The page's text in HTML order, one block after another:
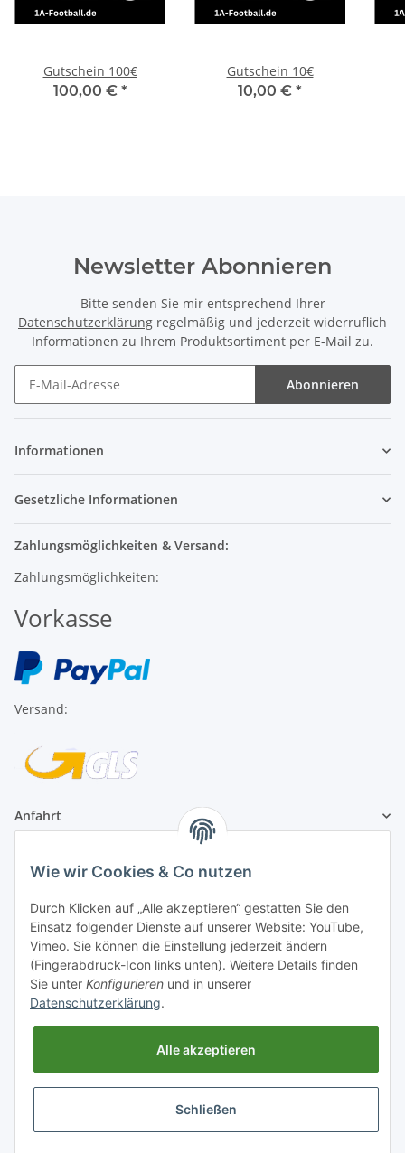
Gutschein 100€
100,00 € *
Gutschein 10€
10,00 € *
Newsletter Abonnieren
Bitte senden Sie mir entsprechend Ihrer
Datenschutzerklärung regelmäßig und jederzeit widerruflich
Informationen zu Ihrem Produktsortiment per E-Mail zu.
Abonnieren
Informationen
Gesetzliche Informationen
Zahlungsmöglichkeiten & Versand:
Zahlungsmöglichkeiten:
Vorkasse
Versand:
Anfahrt
1A Football Angebote
1A-Football ist
registrierter Partner:
Wie wir Cookies & Co nutzen
Durch Klicken auf „Alle akzeptieren“ gestatten Sie den
Einsatz folgender Dienste auf unserer Website: YouTube,
Vimeo. Sie können die Einstellung jederzeit ändern
(Fingerabdruck-Icon links unten). Weitere Details finden
Sie unter Konfigurieren und in unserer
Datenschutzerklärung.
Alle akzeptieren
Schließen